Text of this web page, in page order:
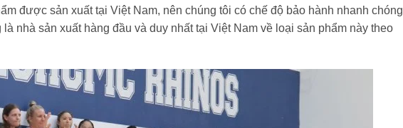
được sản xuất tại Việt Nam, nên chúng tôi có chế độ bảo hành nhanh chóng
nhà sản xuất hàng đầu và duy nhất tại Việt Nam về loại sản phẩm này theo